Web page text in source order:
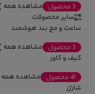
3 محصول
مشاهده همه
سایر محصولات
ساعت و مچ بند هوشمند
3 محصول
مشاهده همه
کیف و کاور
41 محصول
مشاهده همه
شارژر